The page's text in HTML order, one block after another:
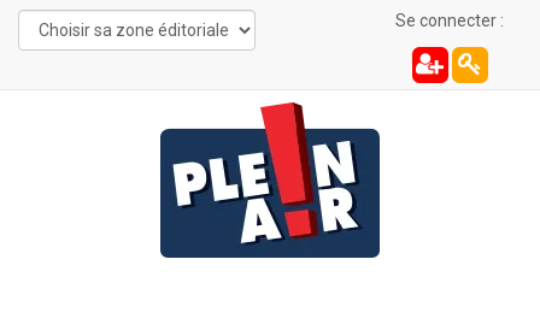
Se connecter :